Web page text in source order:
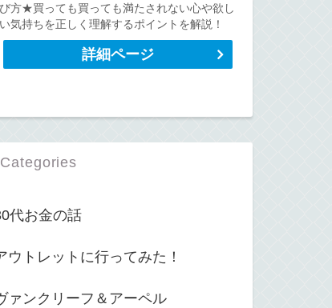
び方★買っても買っても満たされない心や欲し
い気持ちを正しく理解するポイントを解説！
詳細ページ
Categories
代お金の話
ウトレットに行ってみた！
ァンクリーフ＆アーペル